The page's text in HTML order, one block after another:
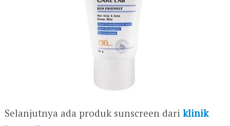
Selanjutnya ada produk sunscreen dari klinik